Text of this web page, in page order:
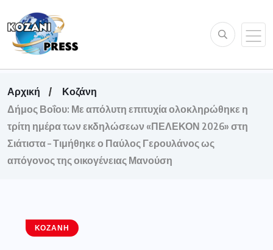
Αρχική
Κοζάνη
Δήμος Βοΐου: Με απόλυτη επιτυχία ολοκληρώθηκε η
τρίτη ημέρα των εκδηλώσεων «ΠΕΛΕΚΟΝ 2026» στη
Σιάτιστα – Τιμήθηκε ο Παύλος Γερουλάνος ως
απόγονος της οικογένειας Μανούση
ΚΟΖΆΝΗ